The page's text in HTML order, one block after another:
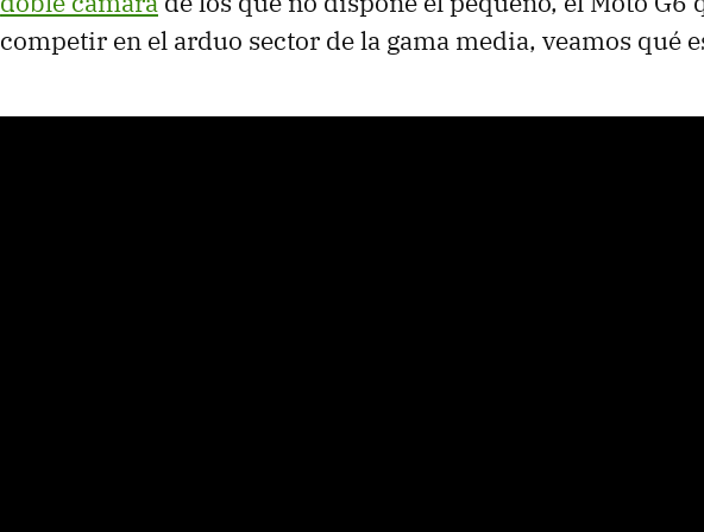
competir en el arduo sector de la gama media, veamos qué